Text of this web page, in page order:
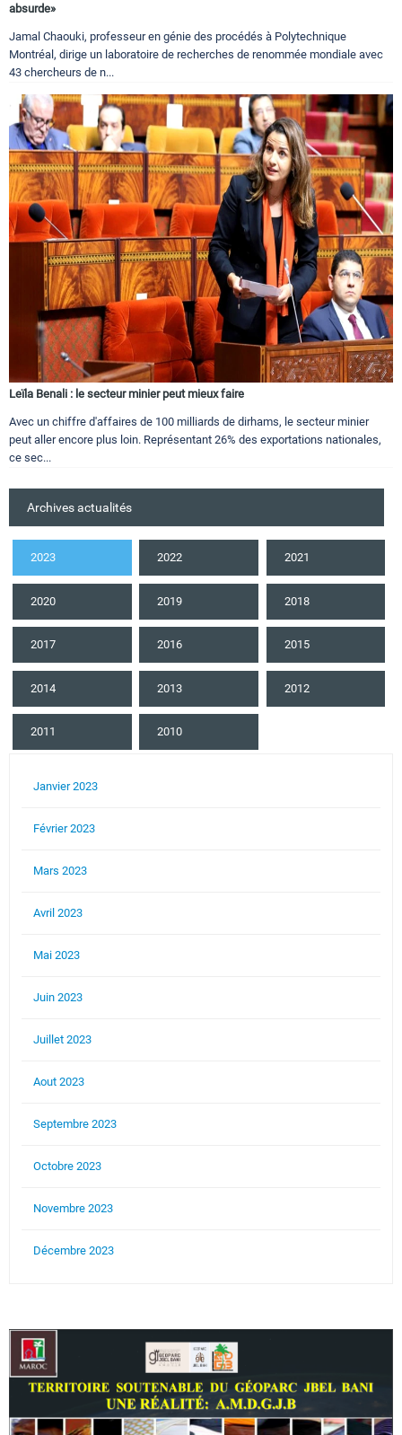
absurde»
Jamal Chaouki, professeur en génie des procédés à Polytechnique
Montréal, dirige un laboratoire de recherches de renommée mondiale avec
43 chercheurs de n...
Leïla Benali : le secteur minier peut mieux faire
Avec un chiffre d'affaires de 100 milliards de dirhams, le secteur minier
peut aller encore plus loin. Représentant 26% des exportations nationales,
ce sec...
Archives actualités
2023 2022 2021
2020 2019 2018
2017 2016 2015
2014 2013 2012
2011 2010
Janvier 2023
Février 2023
Mars 2023
Avril 2023
Mai 2023
Juin 2023
Juillet 2023
Aout 2023
Septembre 2023
Octobre 2023
Novembre 2023
Décembre 2023